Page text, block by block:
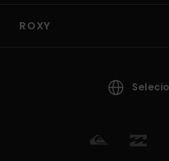
ROXY